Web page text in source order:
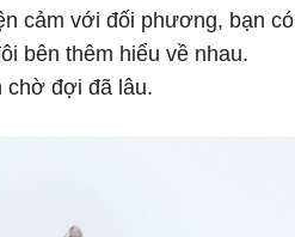
cảm với đối phương, bạn có
bên thêm hiểu về nhau.
chờ đợi đã lâu.